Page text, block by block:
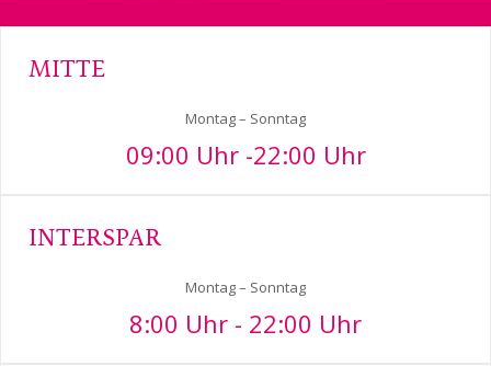
MITTE
Montag – Sonntag
09:00 Uhr -22:00 Uhr
INTERSPAR
Montag – Sonntag
8:00 Uhr - 22:00 Uhr